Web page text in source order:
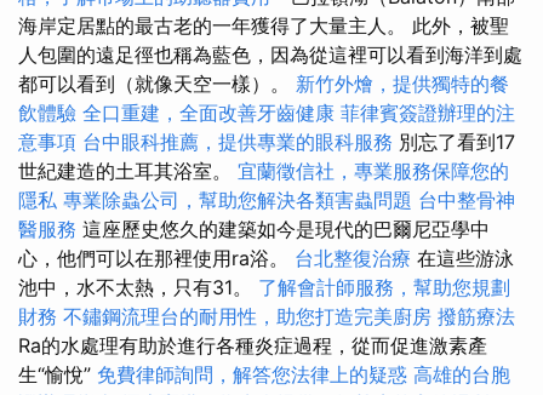
海岸定居點的最古老的一年獲得了大量主人。 此外，被聖
人包圍的遠足徑也稱為藍色，因為從這裡可以看到海洋到處
都可以看到（就像天空一樣）。 新竹外燴，提供獨特的餐
飲體驗 全口重建，全面改善牙齒健康 菲律賓簽證辦理的注
意事項 台中眼科推薦，提供專業的眼科服務 別忘了看到17
世紀建造的土耳其浴室。 宜蘭徵信社，專業服務保障您的
隱私 專業除蟲公司，幫助您解決各類害蟲問題 台中整骨神
醫服務 這座歷史悠久的建築如今是現代的巴爾尼亞學中
心，他們可以在那裡使用ra浴。 台北整復治療 在這些游泳
池中，水不太熱，只有31。 了解會計師服務，幫助您規劃
財務 不鏽鋼流理台的耐用性，助您打造完美廚房 撥筋療法
Ra的水處理有助於進行各種炎症過程，從而促進激素產
生“愉悅” 免費律師詢問，解答您法律上的疑惑 高雄的台胞